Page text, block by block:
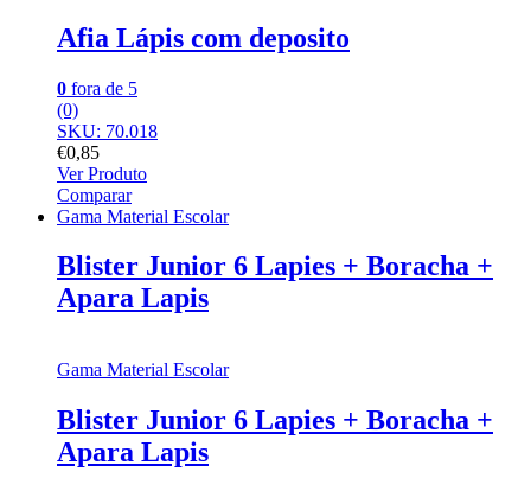
Afia Lápis com deposito
0 fora de 5
(0)
SKU: 70.018
€0,85
Ver Produto
Comparar
Gama Material Escolar
Blister Junior 6 Lapies + Boracha +
Apara Lapis
Gama Material Escolar
Blister Junior 6 Lapies + Boracha +
Apara Lapis